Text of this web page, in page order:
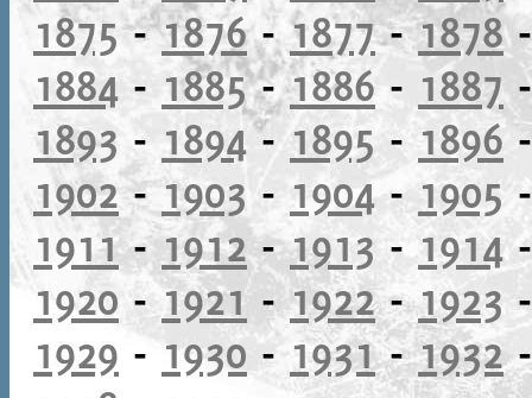
1875-1876-1877-1878
1884 - 1885-1886 - 1887
1893 - 1894- 1895-1896
1902-1903 - 1904-1905
1911-1912-1913 -1914
1920 -1921-1922-1923
1929 -1930-1931-1932